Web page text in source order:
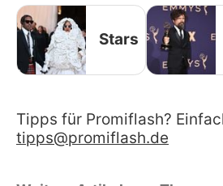
Stars
Tipps für Promiflash?
tipps@promiflash.de